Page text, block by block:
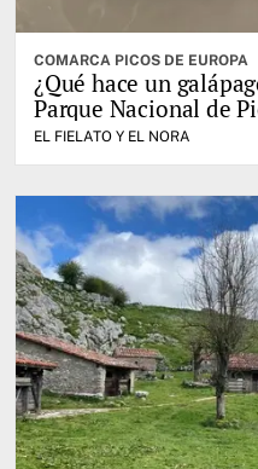
COMARCA PICOS DE EUROPA
¿Qué hace un
Parque Nacional de
EL FIELATO Y EL NORA